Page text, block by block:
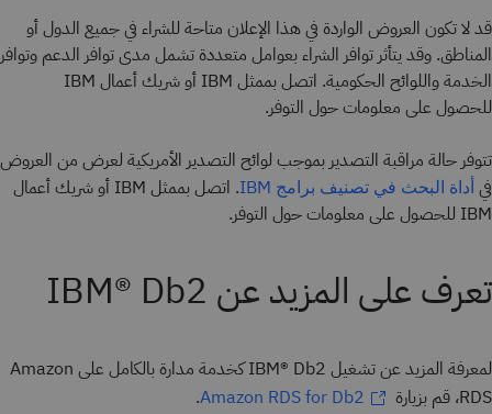
قد لا تكون العروض الواردة في هذا الإعلان متاحة للشراء في جميع الدول أو
المناطق. وقد يتأثر توافر الشراء بعوامل متعددة تشمل مدى توافر الدعم وتوافر
للحصول على معلومات حول التوفر.
تتوفر حالة مراقبة التصدير بموجب لوائح التصدير الأمريكية لعرض من العروض
في أداة البحث في تصنيف برامج IBM
. اتصل بممثل IBM أو شريك أعمال
IBM للحصول على معلومات حول التوفر.
تعرف على المزيد عن IBM® Db2
لمعرفة المزيد عن تشغيل IBM® Db2 كخدمة مدارة بالكامل على Amazon
RDS، قم بزيارة
Amazon RDS for Db2
.